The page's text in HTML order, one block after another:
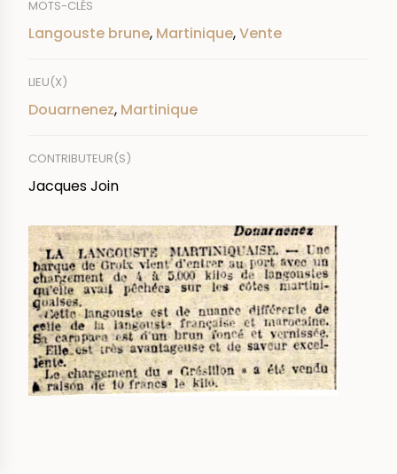
MOTS-CLÉS
Langouste brune, Martinique,Vente
LIEU(X)
Douarnenez, Martinique
CONTRIBUTEUR(S)
Jacques Join
IMAGE